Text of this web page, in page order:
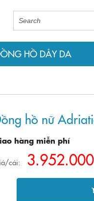
HỒ DÂY DA
hồ nữ
hàng miễn phí
cái: